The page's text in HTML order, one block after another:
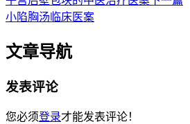
小陷胸汤临床医案
文章导航
发表评论
您必须登录才能发表评论！